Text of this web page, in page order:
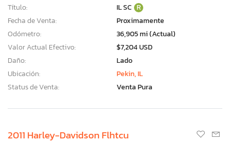
Título:
IL SC R
Fecha de Venta:
Proximamente
Odómetro:
36,905 mi (Actual)
Valor Actual Efectivo:
$7,204 USD
Daño:
Lado
Ubicación:
Pekin, IL
Status de Venta:
Venta Pura
2011 Harley-Davidson Flhtcu